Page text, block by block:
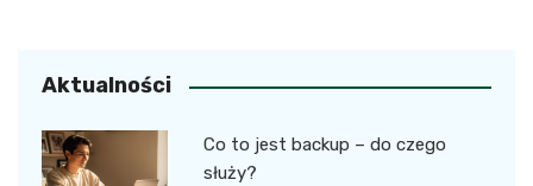
Aktualności
Co to jest backup – do czego
służy?